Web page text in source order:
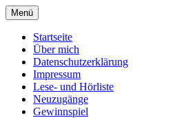
Zum
Inhalt
springen
Menü
Startseite
Über mich
Datenschutzerklärung
Impressum
Lese- und Hörliste
Neuzugänge
Gewinnspiel